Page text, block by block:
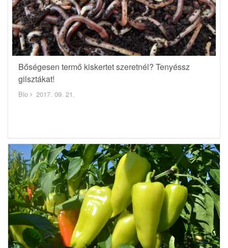
Bőségesen termő kiskertet szeretnél? Tenyéssz
gilsztákat!
Bio 2017. 09. 21.